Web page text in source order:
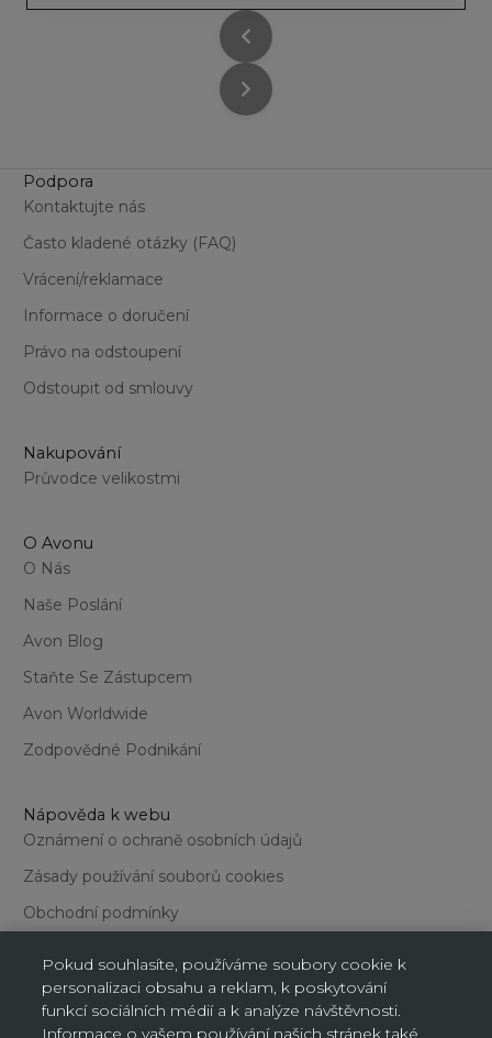
Podpora
Kontaktujte nás
Často kladené otázky (FAQ)
Vrácení/reklamace
Informace o doručení
Právo na odstoupení
Odstoupit od smlouvy
Nakupování
Průvodce velikostmi
O Avonu
O Nás
Naše Poslání
Avon Blog
Staňte Se Zástupcem
Avon Worldwide
Zodpovědné Podnikání
Nápověda k webu
Oznámení o ochraně osobních údajů
Zásady používání souborů cookies
Obchodní podmínky
Pokud souhlasíte, používáme soubory cookie k
personalizaci obsahu a reklam, k poskytování
funkcí sociálních médií a k analýze návštěvnosti.
Informace o vašem používání našich stránek také